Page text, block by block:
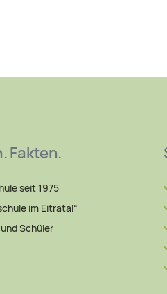
Fakten.
seit 1975
im Eitratal“
Schüler